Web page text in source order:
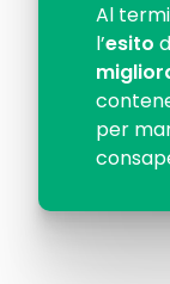
Al
l’esito
per